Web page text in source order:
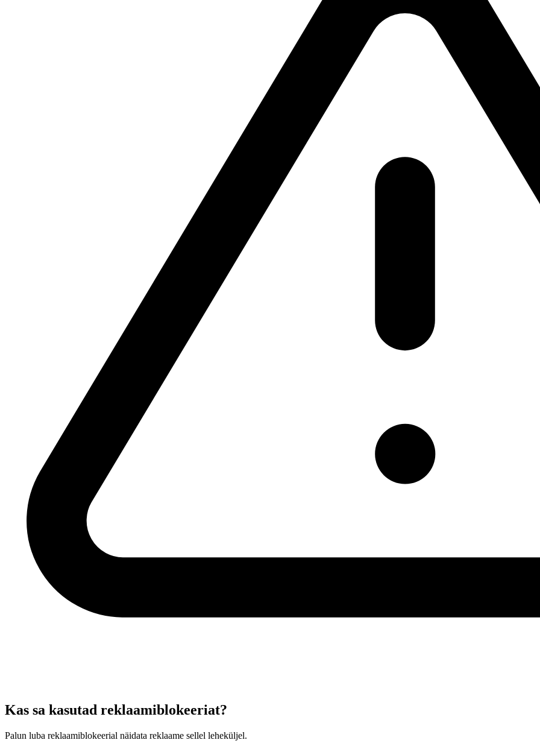
Kas sa kasutad reklaamiblokeeriat?
Palun luba reklaamiblokeerial näidata reklaame sellel leheküljel.